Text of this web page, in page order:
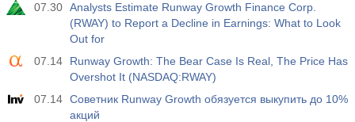
12:30
Уровень безработицы U6
Акт.
7.9%
Прог.
Пред.
Число нефтяных буровых установок от Baker
Hughes
Акт.
07.30 Analysts Estimate Runway Growth Finance Corp.
(RWAY) to Report a Decline in Earnings: What to Look
Out for
07.14
Runway Growth: The Bear Case Is Real, The Price Has
Overshot It (NASDAQ:RWAY)
07.14 Советник Runway Growth обязуется выкупить до 10%
акций